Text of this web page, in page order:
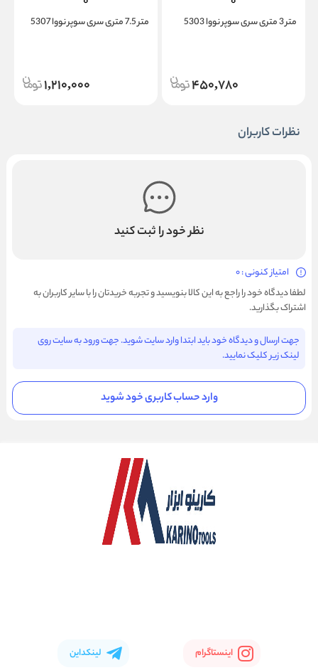
متر 3 متری سری سوپر نووا 5303
450,780
متر 7.5 متری سری سوپر نووا 5307
1,210,000
نظرات کاربران
نظر خود را ثبت کنید
امتیاز کنونی : 0
لطفا دیدگاه خود را راجع به این کالا بنویسید و تجربه خریدتان را با سایر کاربران به
اشتراک بگذارید.
جهت ارسال و دیدگاه خود باید ابتدا وارد سایت شوید. جهت ورود به سایت روی
لینک زیر کلیک نمایید.
وارد حساب کاربری خود شوید
اینستاگرام لینکداین